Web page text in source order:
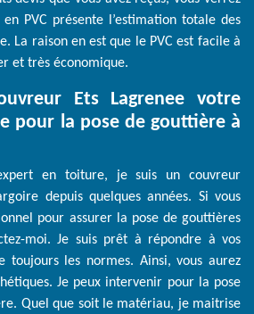
PVC présente l’estimation totale des
La raison en est que le PVC est facile à
et très économique.
Ets Lagrenee votre
pour la pose de gouttière à
en toiture, je suis un couvreur
depuis quelques années. Si vous
pour assurer la pose de gouttières
moi. Je suis prêt à répondre à vos
toujours les normes. Ainsi, vous aurez
Je peux intervenir pour la pose
Quel que soit le matériau, je maitrise